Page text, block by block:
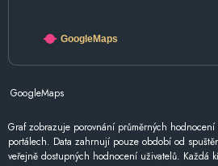
GoogleMaps
GoogleMaps
Graf zobrazuje porovnání průměrných
portálech. Data zahrnují pouze období od
veřejně dostupných hodnocení uživatelů. Každá